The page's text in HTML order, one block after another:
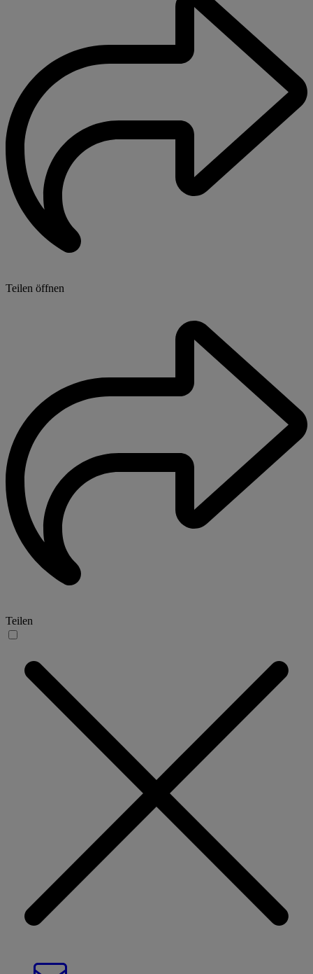
Teilen öffnen
Teilen